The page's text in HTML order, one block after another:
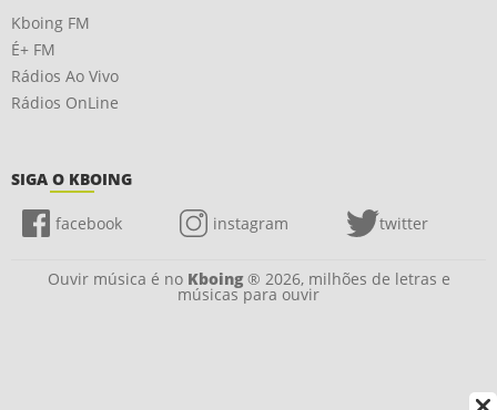
Kboing FM
É+ FM
Rádios Ao Vivo
Rádios OnLine
SIGA O KBOING
facebook instagram twitter
Ouvir música é no Kboing® 2026, milhões de letras e
músicas para ouvir